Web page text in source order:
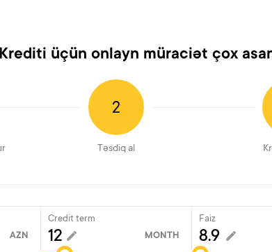
üçün onlayn müraciət çox
2
Təsdiq al
AZN
Credit term
MONTH
Faiz